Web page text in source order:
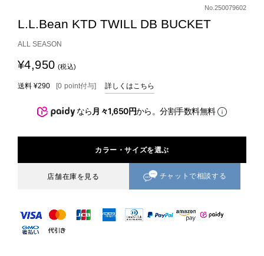
No.250079602
L.L.Bean KTD TWILL DB BUCKET
ALL SEASON
¥4,950 (税込)
送料 ¥290 [0 point付与] 詳しくはこちら
なら月々1,650円から。分割手数料無料
カラー・サイズを選ぶ
店舗在庫を見る チャットで相談する